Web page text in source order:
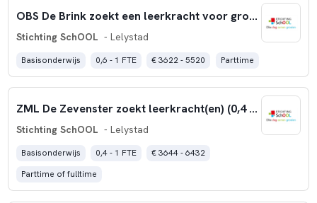
OBS De Brink zoekt een leerkracht voor groep 1-2-3 (0,4 fte)
Stichting SchOOL - Lelystad
Basisonderwijs 0,6 - 1 FTE € 3622 - 5520 Parttime
ZML De Zevenster zoekt leerkracht(en) (0,4 – 1,0 fte)
Stichting SchOOL - Lelystad
Basisonderwijs 0,4 - 1 FTE
€ 3644 - 6432
Parttime of fulltime